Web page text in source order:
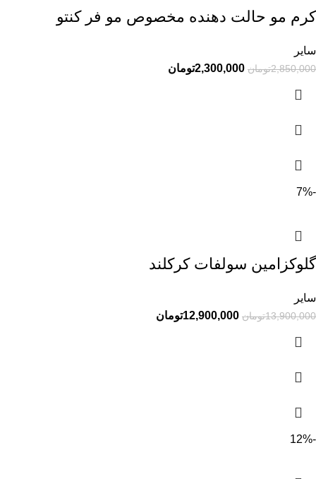
کرم مو حالت دهنده مخصوص مو فر کنتو
سایر
2,850,000تومان 2,300,000تومان
-7%
گلوکزامین سولفات کرکلند
سایر
13,900,000تومان 12,900,000تومان
-12%